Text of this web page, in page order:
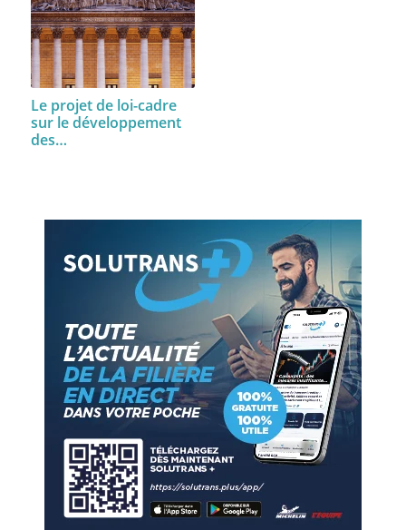
Le projet de loi-cadre
sur le développement
des…